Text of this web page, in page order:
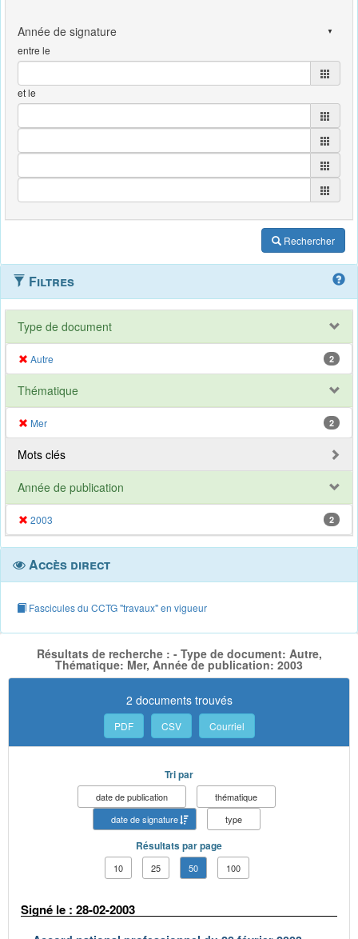
entre le
et le
Rechercher
Filtres
Type de document
Autre 2
Thématique
Mer 2
Mots clés
Année de publication
2003 2
Accès direct
Fascicules du CCTG "travaux" en vigueur
Résultats de recherche : - Type de document: Autre,
Thématique: Mer, Année de publication: 2003
2 documents trouvés
PDF CSV Courriel
Tri par
date de publication
thématique
date de signature
type
Résultats par page
10 25 50 100
Signé le : 28-02-2003